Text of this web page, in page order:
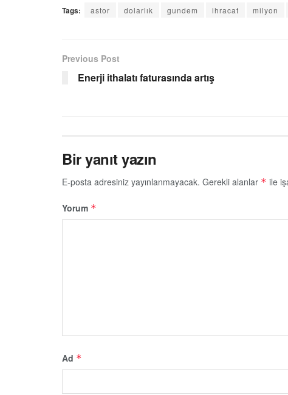
Tags: astor dolarlık gundem ihracat milyon
Previous Post
Enerji ithalatı faturasında artış
Bir yanıt yazın
E-posta adresiniz yayınlanmayacak. Gerekli alanlar * ile
Yorum *
Ad *